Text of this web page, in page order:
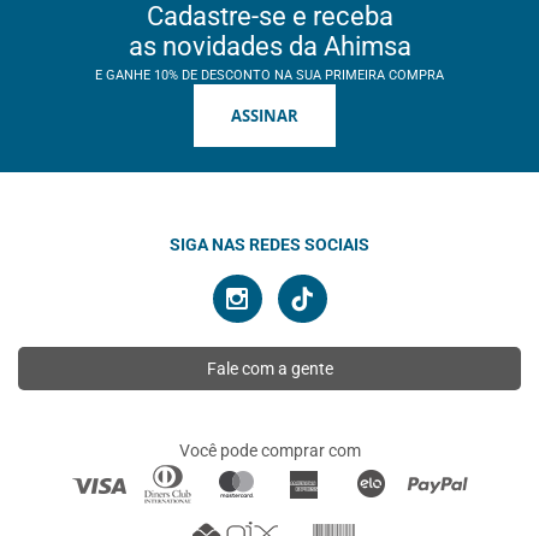
Cadastre-se e receba
as novidades da Ahimsa
E GANHE 10% DE DESCONTO NA SUA PRIMEIRA COMPRA
ASSINAR
SIGA NAS REDES SOCIAIS
Fale com a gente
Você pode comprar com